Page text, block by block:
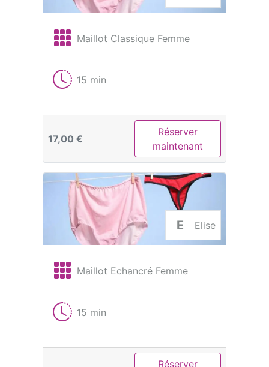
Maillot Classique Femme
15 min
17,00 €
Réserver
maintenant
E Elise
Maillot Echancré Femme
15 min
Réserver